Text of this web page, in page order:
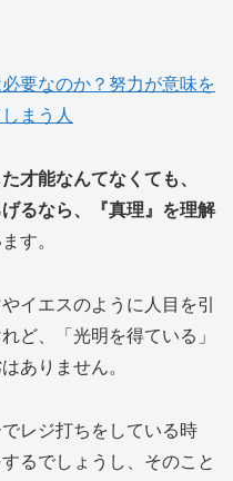
要なのか？努力が意味を
まう人
才能なんてなくても、
るなら、『真理』を理解
す。
イエスのように人目を引
ど、「光明を得ている」
ありません。
レジ打ちをしている時
るでしょうし、そのこと